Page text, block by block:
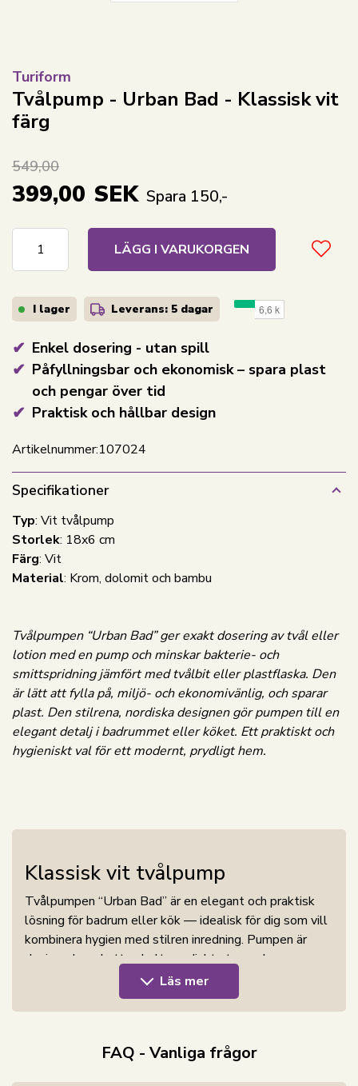
Turiform
Tvålpump - Urban Bad - Klassisk vit
färg
Enkel dosering - utan spill
Påfyllningsbar och ekonomisk – spara plast
och pengar över tid
Praktisk och hållbar design
549,00
399,00 SEK Spara 150,-
LÄGG I VARUKORGEN
I lager Leverans: 5 dagar
Artikelnummer:107024
Specifikationer
Typ: Vit tvålpump
Storlek: 18x6 cm
Färg: Vit
Material: Krom, dolomit och bambu
Tvålpumpen “Urban Bad” ger exakt dosering av tvål eller
lotion med en pump och minskar bakterie- och
smittspridning jämfört med tvålbit eller plastflaska. Den
är lätt att fylla på, miljö- och ekonomivänlig, och sparar
plast. Den stilrena, nordiska designen gör pumpen till en
elegant detalj i badrummet eller köket. Ett praktiskt och
hygieniskt val för ett modernt, prydligt hem.
Klassisk vit tvålpump
Tvålpumpen “Urban Bad” är en elegant och praktisk
lösning för badrum eller kök — idealisk för dig som vill
kombinera hygien med stilren inredning. Pumpen är
designad med ett enkelt, nordiskt utseende som
passar harmoniskt i både moderna och klassiska hem,
och dess neutrala vita färg och trädetalj gör det lätt
att matcha med resten av inredningen.
En stor fördel med “Urban Bad” är att den ger en
kontrollerad och hygienisk dosering av tvål, lotion eller
Läs mer
FAQ - Vanliga frågor